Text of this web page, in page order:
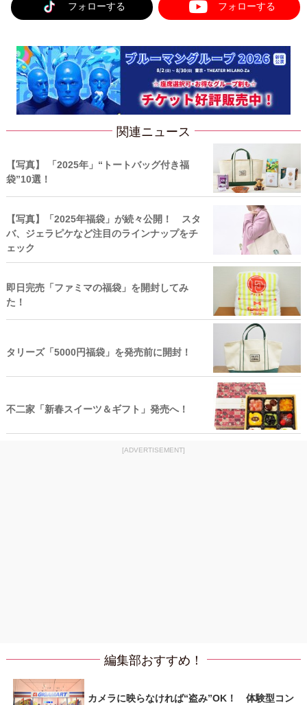
フォローする フォローする
関連ニュース
【写真】 「2025年」“トートバッグ付き福
袋”10選！
【写真】「2025年福袋」が続々公開！ スタ
バ、ジェラピケなど注目のラインナップをチ
ェック
即日完売「ファミマの福袋」を開封してみ
た！
タリーズ「5000円福袋」を発売前に開封！
不二家「新春スイーツ＆ギフト」発売へ！
[ADVERTISEMENT]
編集部おすすめ！
カメラに映らなければ“盗み”OK！ 体験型コン